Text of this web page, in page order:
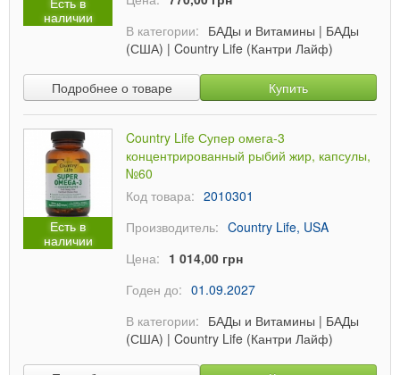
наличии
В категории: БАДы и Витамины | БАДы
(США) | Country Life (Кантри Лайф)
Подробнее о товаре Купить
Есть в
наличии
Country Life Супер омега-3
концентрированный рыбий жир, капсулы,
№60
Код товара: 2010301
Производитель: Country Life, USA
Цена: 1 014,00 грн
Годен до: 01.09.2027
В категории: БАДы и Витамины | БАДы
(США) | Country Life (Кантри Лайф)